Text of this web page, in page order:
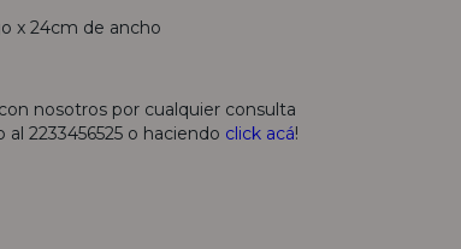
x 24cm de ancho
nosotros por cualquier consulta
2233456525 o haciendo click acá!